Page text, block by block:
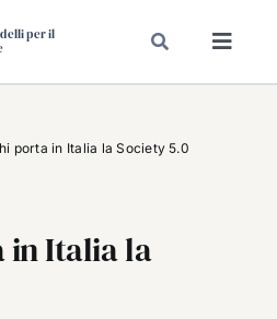
per il
porta in Italia la Society 5.0
in Italia la